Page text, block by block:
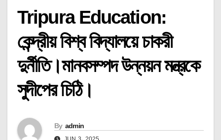
Tripura Education:
কেন্দ্রীয় বিশ্ব বিদ্যালয়ে চাকরী
দুর্নীতি।মানবসম্পদ উন্নয়ন মন্ত্রকে
সুদীপের চিঠি।
By admin